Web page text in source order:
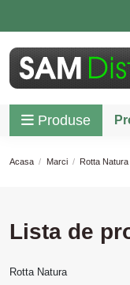
Produse
Acasa Marci Rotta Natura
Lista de
Rotta Natura